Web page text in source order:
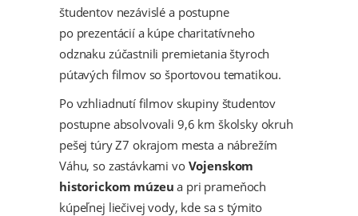
študentov nezávislé a postupne
po prezentácií a kúpe charitatívneho
odznaku zúčastnili premietania štyroch
pútavých filmov so športovou tematikou.
Po vzhliadnutí filmov skupiny študentov
postupne absolvovali 9,6 km školsky okruh
pešej túry Z7 okrajom mesta a nábrežím
Váhu, so zastávkami vo Vojenskom
historickom múzeu a pri prameňoch
kúpeľnej liečivej vody, kde sa s týmito